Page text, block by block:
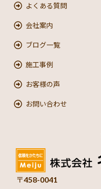
よくある質問
会社案内
ブログ一覧
施工事例
お客様の声
お問い合わせ
〒458-0041